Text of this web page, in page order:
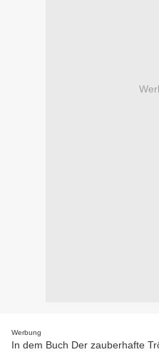
Werbung
In dem Buch Der zauberhafte